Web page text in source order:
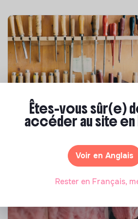
Compétences & formations
Comment se former à la
Marianne Roussel•09 janvier
Êtes-vous sûr(e)
accéder au site en
Voir en Anglais
Rester en Français,